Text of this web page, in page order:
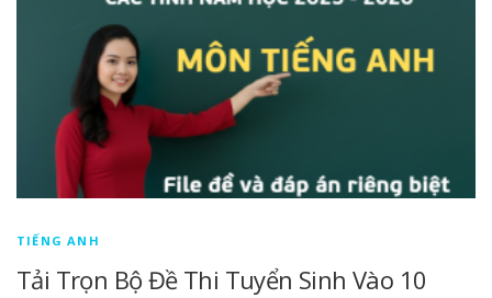
TIẾNG ANH
Tải Trọn Bộ Đề Thi Tuyển Sinh Vào 10